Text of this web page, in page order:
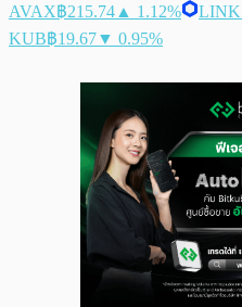
AVAX฿215.74 ▲ 1.12% LINK
KUB฿19.67▼ 0.95%